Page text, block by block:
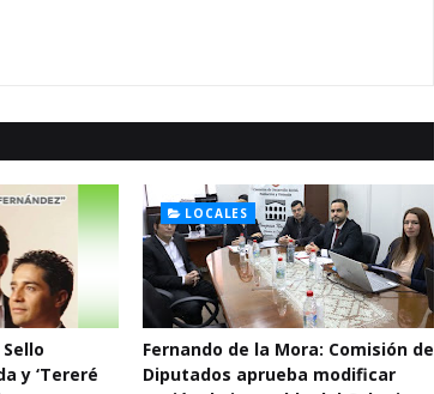
y ‘Tereré
LOCALES
Fernando de la Mora: Comisión de
Diputados aprueba modificar